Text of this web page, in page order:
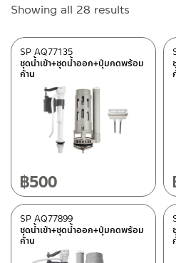
แบรนด์
RASLAND (28)
วัสดุ
พีวีซี
(1)
พลาสติก ABS
สี
เทา (3)
ขาว(1)
Showing all 28 results
latest
ชุดน้ำเข้า+ชุดน้ำออก+ปุ่มกดพร้อม
ก้าน
SP AQ77135
฿500
ชุดน้ำเข้า+ชุดน้ำออก+ปุ่มกดพร้อม
ก้าน
SP AQ77899